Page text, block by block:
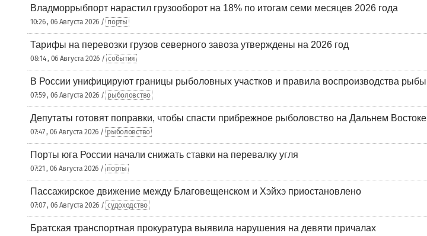
Владморрыбпорт нарастил грузооборот на 18% по итогам семи месяцев 2026 года
10:26 , 06 Августа 2026 / порты
Тарифы на перевозки грузов северного завоза утверждены на 2026 год
08:14 , 06 Августа 2026 / события
В России унифицируют границы рыболовных участков и правила воспроизводства рыбы
07:59 , 06 Августа 2026 / рыболовство
Депутаты готовят поправки, чтобы спасти прибрежное рыболовство на Дальнем Востоке
07:47 , 06 Августа 2026 / рыболовство
Порты юга России начали снижать ставки на перевалку угля
07:21 , 06 Августа 2026 / порты
Пассажирское движение между Благовещенском и Хэйхэ приостановлено
07:07 , 06 Августа 2026 / судоходство
Братская транспортная прокуратура выявила нарушения на девяти причалах